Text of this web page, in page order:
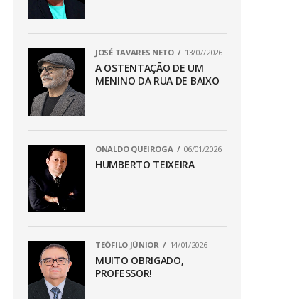
JOSÉ TAVARES NETO 13/07/2026
A OSTENTAÇÃO DE UM
MENINO DA RUA DE BAIXO
ONALDO QUEIROGA 06/01/2026
HUMBERTO TEIXEIRA
TEÓFILO JÚNIOR 14/01/2026
MUITO OBRIGADO,
PROFESSOR!